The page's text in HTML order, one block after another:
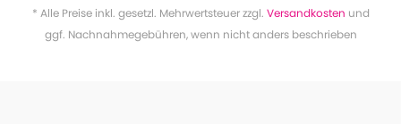
* Alle Preise inkl. gesetzl. Mehrwertsteuer zzgl. Versandkosten und
ggf. Nachnahmegebühren, wenn nicht anders beschrieben